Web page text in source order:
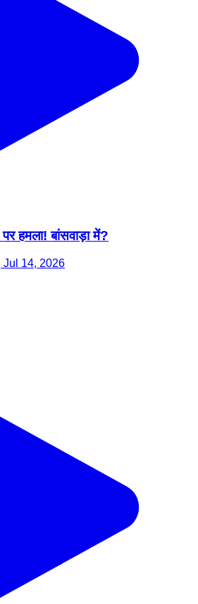
हमला! बांसवाड़ा में?
Jul 14, 2026